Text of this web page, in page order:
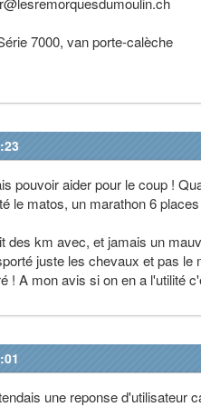
7000, van porte-calèche
pouvoir aider pour le coup !
le matos, un marathon 6
des km avec, et jamais un
juste les chevaux et pas le
! A mon avis si on en a l'utilité
une reponse d'utilisateur